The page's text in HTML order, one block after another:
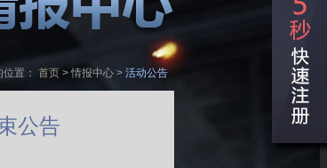
置： 首页 > 情报中心 > 活动公告
公告